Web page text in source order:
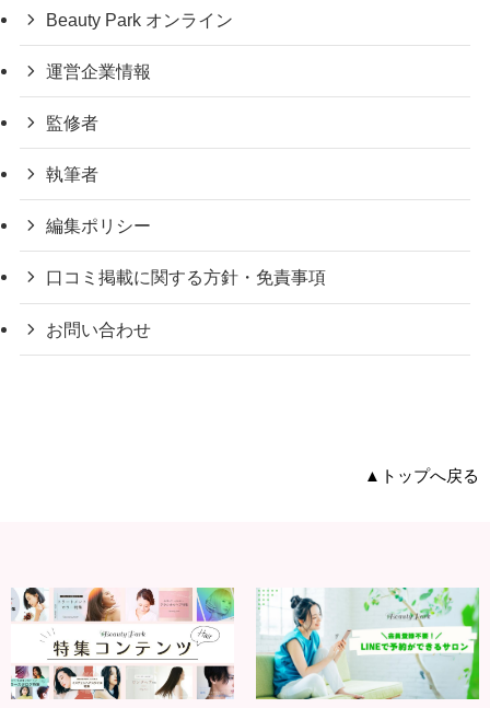
Beauty Park オンライン
運営企業情報
監修者
執筆者
編集ポリシー
口コミ掲載に関する方針・免責事項
お問い合わせ
▲トップへ戻る